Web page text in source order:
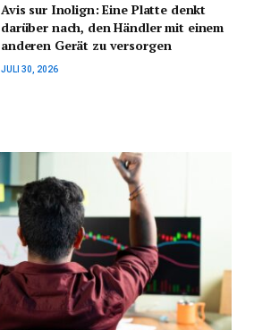
Avis sur Inolign: Eine Platte denkt
darüber nach, den Händler mit einem
anderen Gerät zu versorgen
JULI 30, 2026